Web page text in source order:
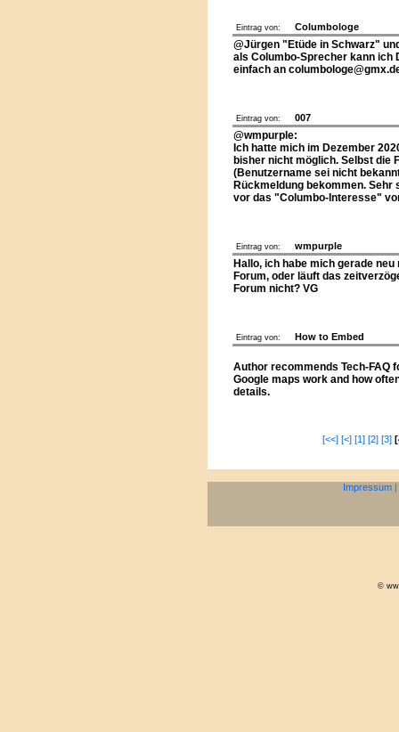
Eintrag von: Columbologe
@Jürgen "Etüde in Schwarz"
als Columbo-Sprecher kann ich
einfach an
Eintrag von: 007
@wmpurple:
Ich hatte mich im Dezember
bisher nicht möglich. Selbst
(Benutzername sei nicht
Rückmeldung bekommen. Sehr
vor das "Columbo-Interesse"
Eintrag von: wmpurple
Hallo, ich habe mich gerade
Forum, oder läuft das
Forum nicht? VG
Eintrag von: How to Embed
Author recommends Tech-FAQ
Google maps work and how
details.
[<<] [<] [1] [2] [3]
Impressum |
©